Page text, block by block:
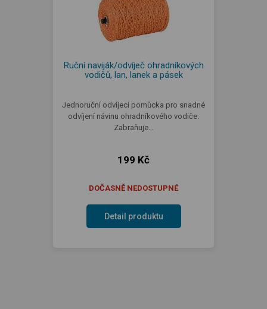
Ruční naviják/odvíječ ohradníkových
vodičů, lan, lanek a pásek
Jednoruční odvíjecí pomůcka pro snadné
odvíjení návinu ohradníkového vodiče.
Zabraňuje…
199 Kč
DOČASNĚ NEDOSTUPNÉ
Detail produktu